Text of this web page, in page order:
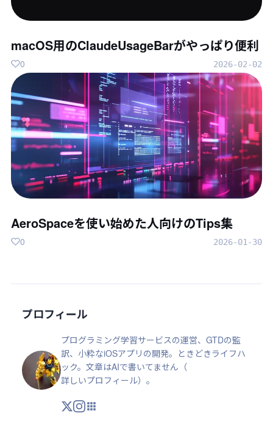
macOS用のClaudeUsageBarがやっぱり便利
2026-02-02
0
AeroSpaceを使い始めた人向けのTips集
2026-01-30
0
プロフィール
プログラミング学習サービスの運営、GTDの監
訳、小粋なiOSアプリの開発。ときどきライフハ
ック。文章はAIで書いてません（
詳しいプロフィール）。
X Instagram
アプリ・ツール